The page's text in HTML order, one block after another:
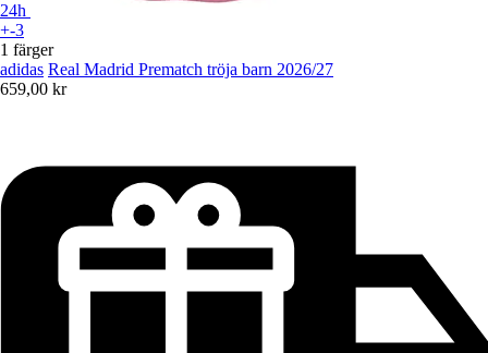
24h
+-3
1 färger
adidas Real Madrid Prematch tröja barn 2026/27
659,00 kr